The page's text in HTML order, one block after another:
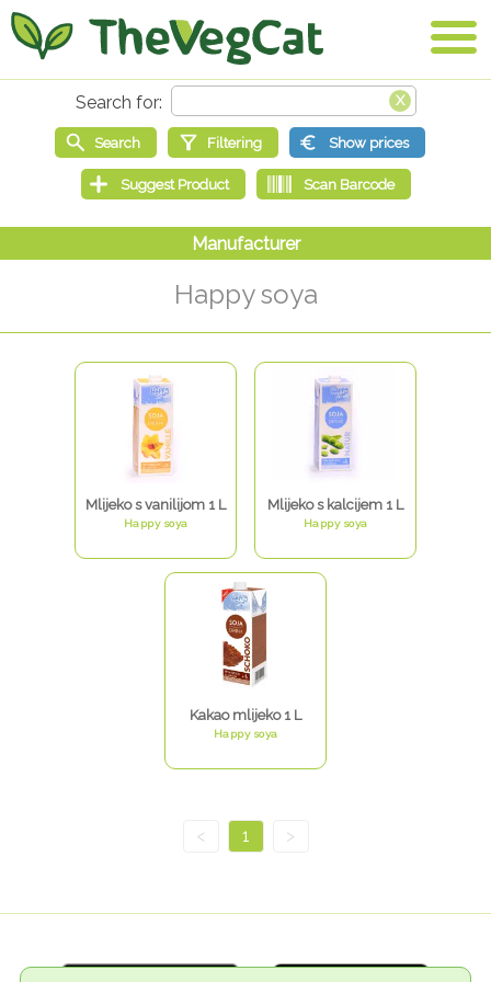
Happy soya
Mlijeko s vanilijom 1 L
Happy soya
Mlijeko s kalcijem 1 L
Happy soya
Kakao mlijeko 1 L
Happy soya
< 1 >